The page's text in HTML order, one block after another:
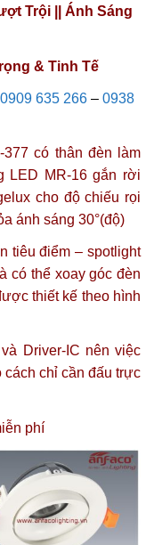
Trội || Ánh Sáng
& Tinh Tế
0909 635 266 – 0938
có thân đèn làm
LED MR-16 gắn rời
cho độ chiếu rọi
ánh sáng 30°(độ)
tiêu điểm – spotlight
có thể xoay góc đèn
thiết kế theo hình
Driver-IC nên việc
cách chỉ cần đấu trực
phí